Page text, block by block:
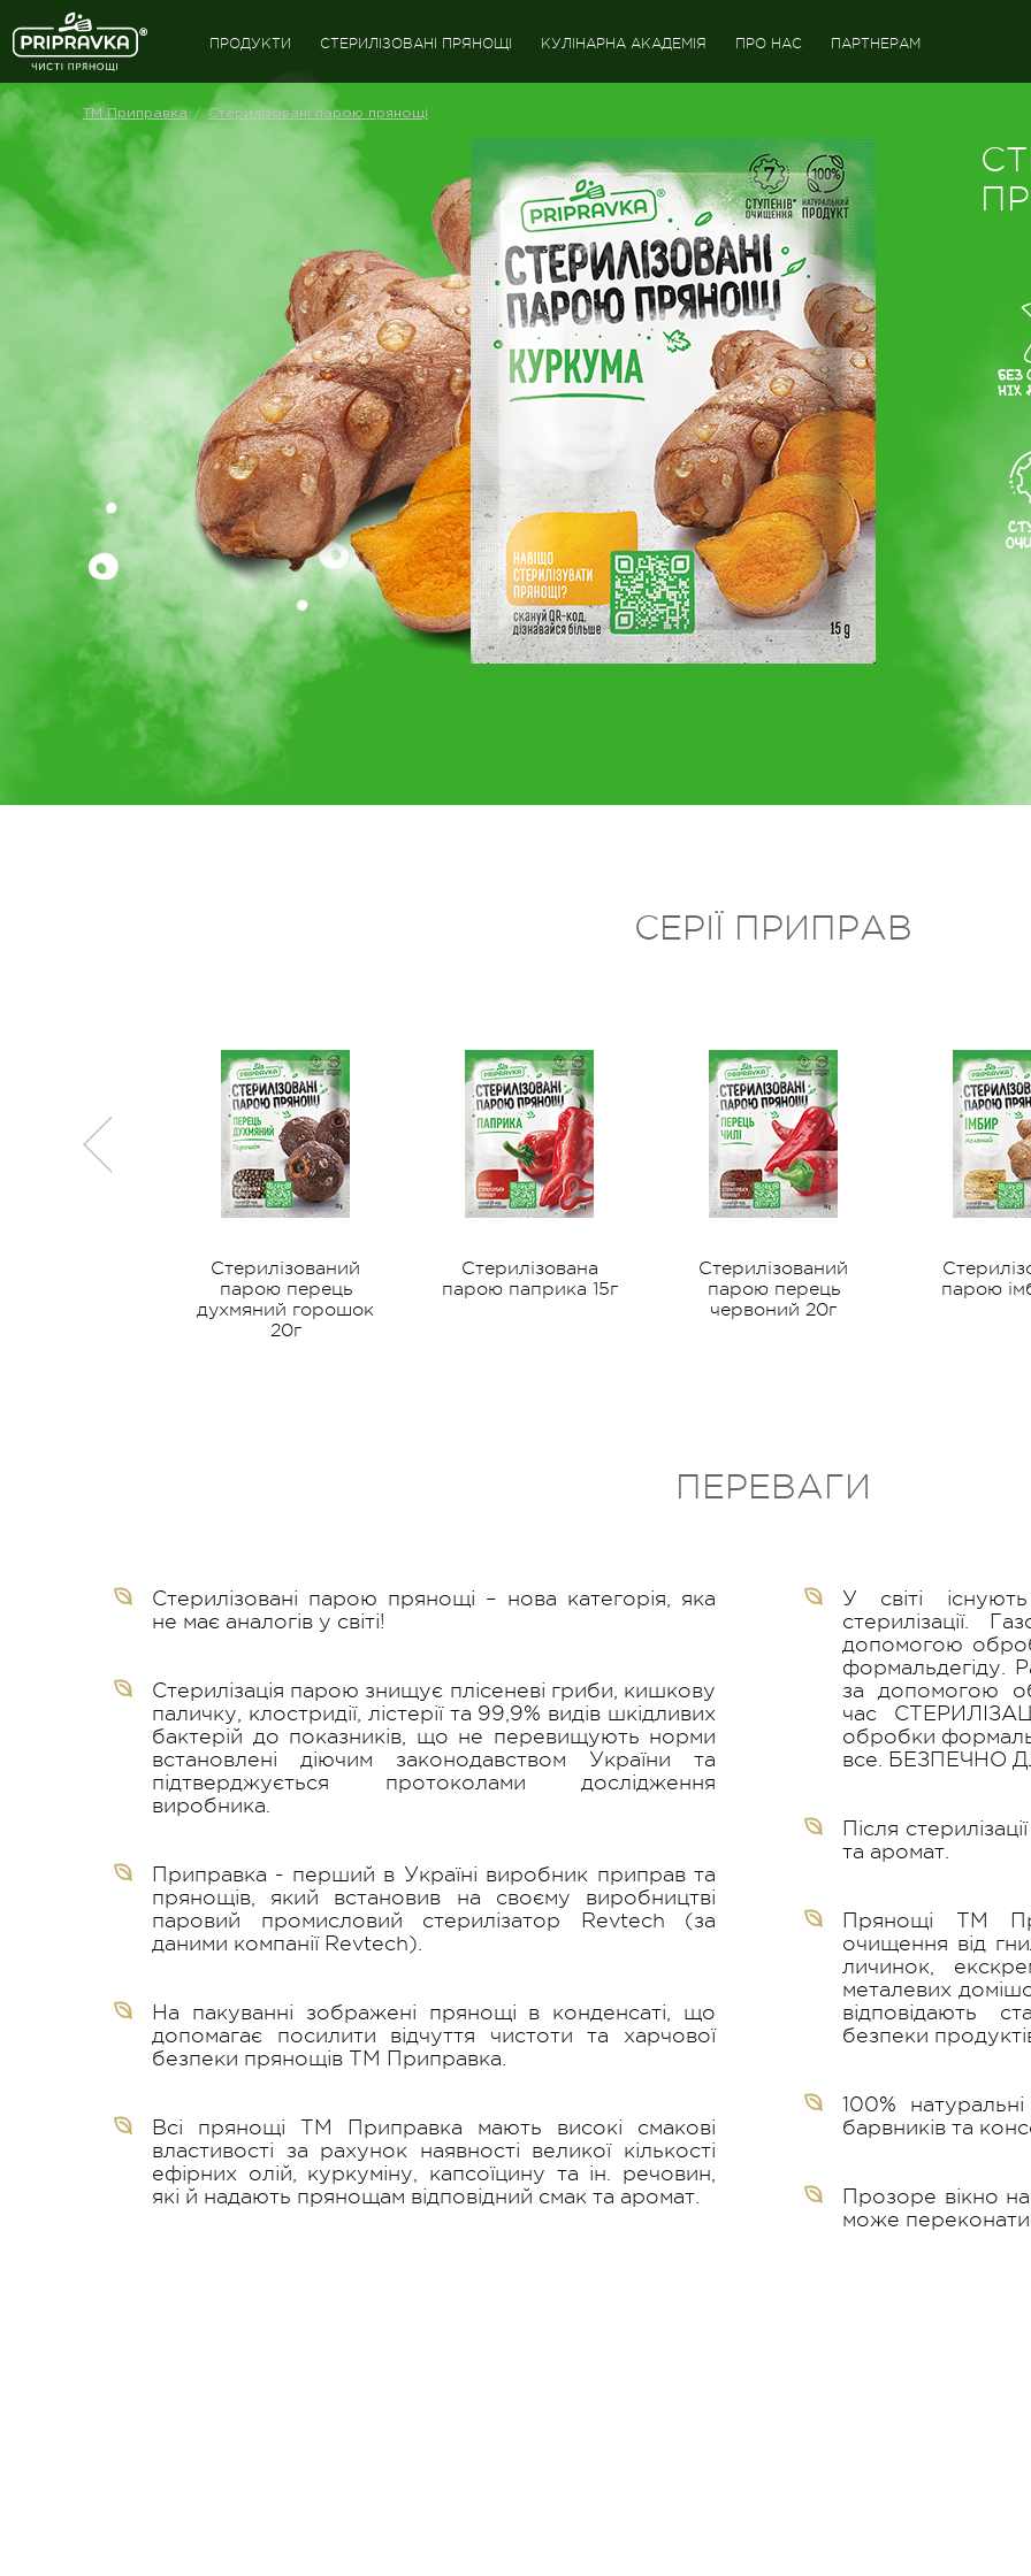
ПРОДУКТИ СТЕРИЛІЗОВАНІ ПРЯНОЩІ КУЛІНАРНА АКАДЕМІЯ ПРО НАС ПАРТНЕРАМ
ТМ Приправка / Стерилізовані парою прянощі
СЕРІЇ ПРИПРАВ
Стерилізований
парою перець
духмяний горошок
20г
Стерилізована
парою паприка 15г
Стерилізований
парою перець
червоний 20г
парою
ПЕРЕВАГИ
Стерилізовані парою прянощі – нова категорія, яка
не має аналогів у світі!
Стерилізація парою знищує плісеневі гриби, кишкову
паличку, клостридії, лістерії та 99,9% видів шкідливих
бактерій до показників, що не перевищують норми
встановлені діючим законодавством України та
підтверджується протоколами дослідження
виробника.
Приправка - перший в Україні виробник приправ та
прянощів, який встановив на своєму виробництві
паровий промисловий стерилізатор Revtech (за
даними компанії Revtech).
На пакуванні зображені прянощі в конденсаті, що
допомагає посилити відчуття чистоти та харчової
безпеки прянощів ТМ Приправка.
Всі прянощі ТМ Приправка мають високі смакові
властивості за рахунок наявності великої кількості
ефірних олій, куркуміну, капсоїцину та ін. речовин,
які й надають прянощам відповідний смак та аромат.
У світі
стерилізації.
допомогою
формальдегіду.
за допомогою
час
обробки
все. БЕЗПЕЧНО
Після
та аромат.
Прянощі ТМ
очищення від
личинок,
металевих
відповідають
безпеки
100%
барвників та
Прозоре вікно
може